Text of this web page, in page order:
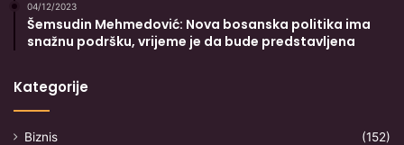
04/12/2023
Šemsudin Mehmedović: Nova bosanska politika ima
snažnu podršku, vrijeme je da bude predstavljena
Kategorije
Biznis
(152)